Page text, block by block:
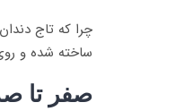
چرا که تاج
ساخته شده و
صفر تا